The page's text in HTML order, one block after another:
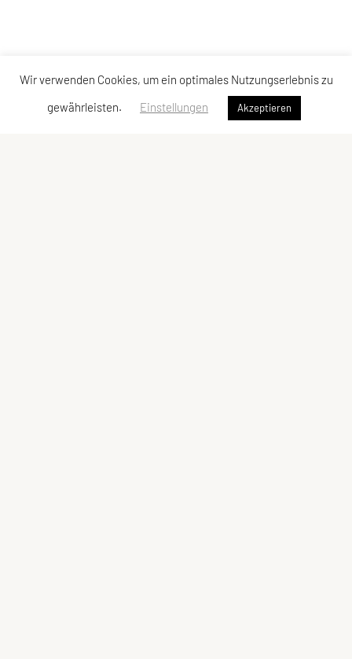
Wir verwenden Cookies, um ein optimales Nutzungserlebnis zu
gewährleisten.
Einstellungen Akzeptieren